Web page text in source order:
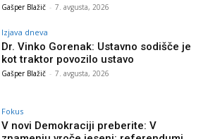
Gašper Blažič - 7. avgusta, 2026
Izjava dneva
Dr. Vinko Gorenak: Ustavno sodišče je
kot traktor povozilo ustavo
Gašper Blažič - 7. avgusta, 2026
Fokus
V novi Demokraciji preberite: V